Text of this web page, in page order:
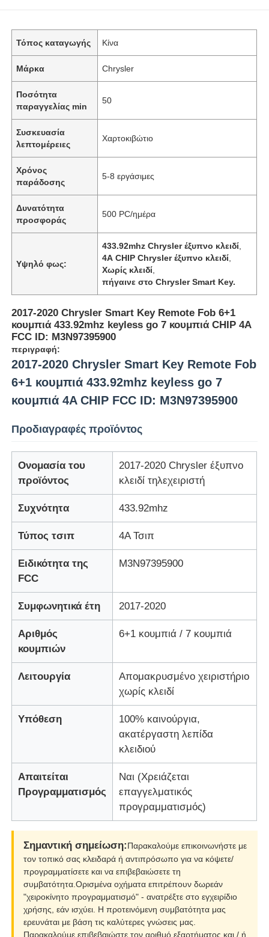
Αρχική Σελίδα
Προϊόντα
Βίντεο
Τόπος καταγωγής Κίνα
Μάρκα Chrysler
Ποσότητα
παραγγελίας min
50
Συσκευασία
λεπτομέρειες
Χαρτοκιβώτιο
Χρόνος
παράδοσης
5-8 εργάσιμες
Δυνατότητα
προσφοράς
500 PC/ημέρα
Υψηλό φως:
433.92mhz Chrysler έξυπνο κλειδί
4Α CHIP Chrysler έξυπνο κλειδί
Χωρίς κλειδί
πήγαινε στο Chrysler Smart Key.
2017-2020 Chrysler Smart Key Remote Fob 6+1
κουμπιά 433.92mhz keyless go 7 κουμπιά CHIP 4A
FCC ID: M3N97395900
περιγραφή:
2017-2020 Chrysler Smart Key Remote Fob
6+1 κουμπιά 433.92mhz keyless go 7
κουμπιά 4A CHIP FCC ID: M3N97395900
Προδιαγραφές προϊόντος
Ονομασία του
προϊόντος
2017-2020 Chrysler έξυπνο
κλειδί τηλεχειριστή
Συχνότητα 433.92mhz
Τύπος τσιπ 4Α Τσιπ
Ειδικότητα της
FCC
M3N97395900
Συμφωνητικά έτη 2017-2020
Αριθμός
κουμπιών
6+1 κουμπιά / 7 κουμπιά
Λειτουργία
Απομακρυσμένο χειριστήριο
χωρίς κλειδί
Υπόθεση
100% καινούργια,
ακατέργαστη λεπίδα
κλειδιού
Απαιτείται
Προγραμματισμός
Ναι (Χρειάζεται
επαγγελματικός
προγραμματισμός)
Σημαντική σημείωση:Παρακαλούμε επικοινωνήστε με
τον τοπικό σας κλειδαρά ή αντιπρόσωπο για να κόψετε/
προγραμματίσετε και να επιβεβαιώσετε τη
συμβατότητα.Ορισμένα οχήματα επιτρέπουν δωρεάν
"χειροκίνητο προγραμματισμό" - ανατρέξτε στο εγχειρίδιο
χρήσης, εάν ισχύει. Η προτεινόμενη συμβατότητα μας
ερευνάται με βάση τις καλύτερες γνώσεις μας.
Παρακαλούμε επιβεβαιώστε τον αριθμό εξαρτήματος και / ή